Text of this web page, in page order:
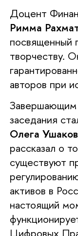
Доцент
Римма
посвященный
творчеству.
авторов при
Завершающим
заседания
Олега
рассказал о
существуют
активов в
настоящий